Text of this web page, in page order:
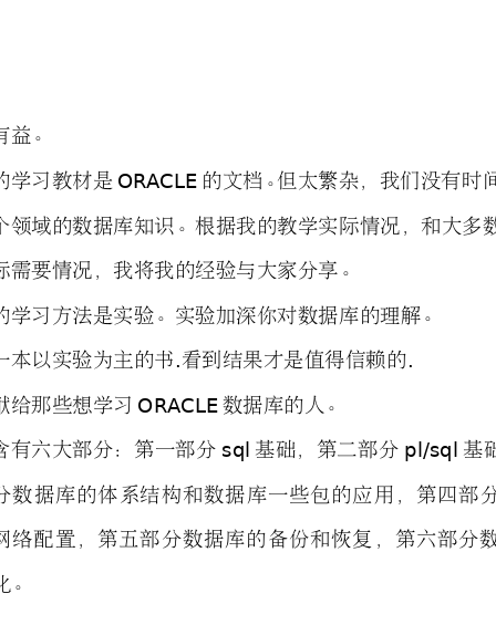
益。
学习教材是 ORACLE 的文档。但太繁杂，我们没有时
领域的数据库知识。根据我的教学实际情况，和大多
需要情况，我将我的经验与大家分享。
学习方法是实验。实验加深你对数据库的理解 。
本以实验为主的书 .看到结果才是值得信赖的.
给那些想学习 ORACLE 数据库的人。
有六大部分：第一部分 sql 基础，第二部分 pl/sql 基
数据库的体 系结构和数据 库一些包 的应 用 第 四部
络配置 第 五部分数据库的备份和恢复 第六部分
。